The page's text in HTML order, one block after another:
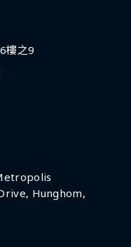
樓之9
Hunghom,